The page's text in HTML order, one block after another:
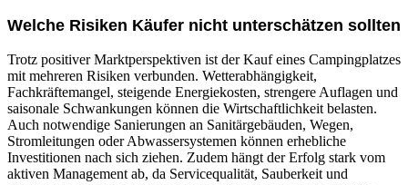
Welche Risiken Käufer nicht unterschätzen sollten
Trotz positiver Marktperspektiven ist der Kauf eines Campingplatzes
mit mehreren Risiken verbunden. Wetterabhängigkeit,
Fachkräftemangel, steigende Energiekosten, strengere Auflagen und
saisonale Schwankungen können die Wirtschaftlichkeit belasten.
Auch notwendige Sanierungen an Sanitärgebäuden, Wegen,
Stromleitungen oder Abwassersystemen können erhebliche
Investitionen nach sich ziehen. Zudem hängt der Erfolg stark vom
aktiven Management ab, da Servicequalität, Sauberkeit und